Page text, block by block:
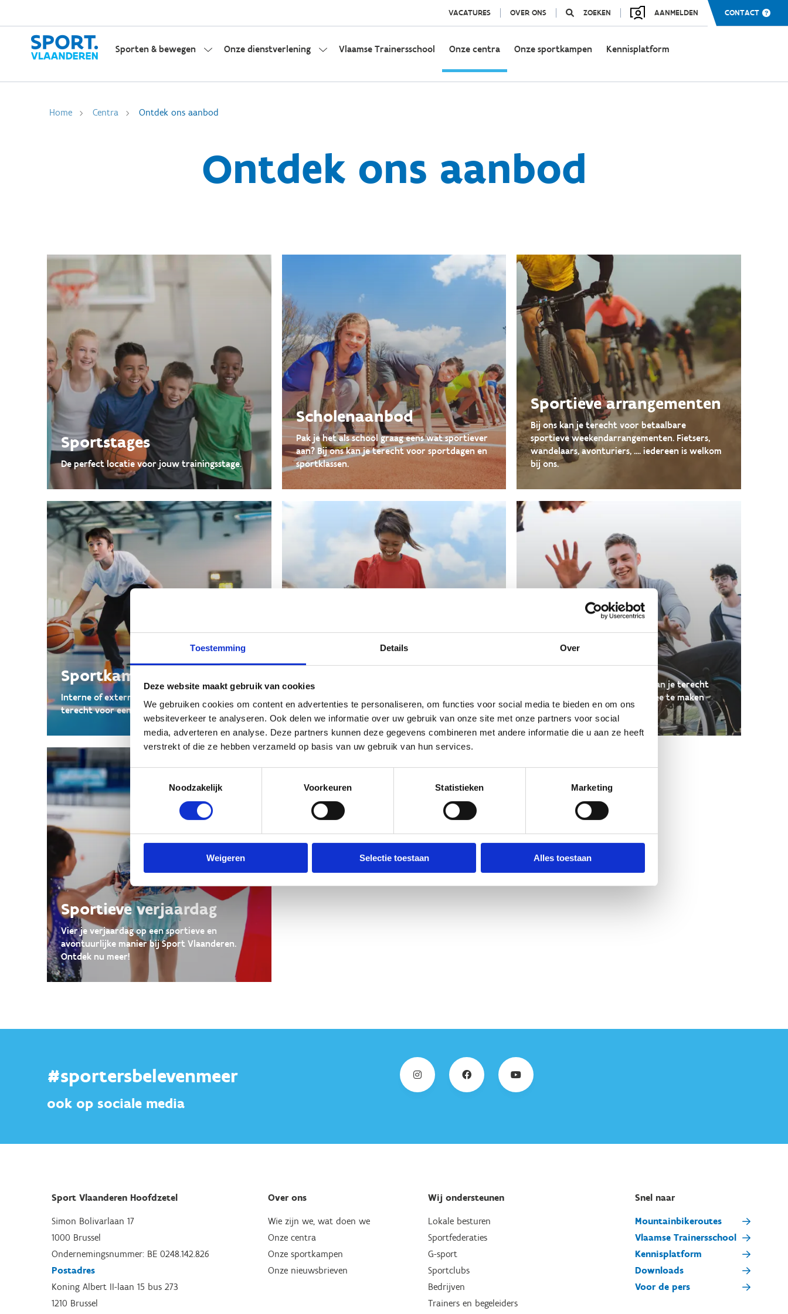
Toestemming Details Over
Deze website maakt gebruik van cookies
We gebruiken cookies om content en advertenties te personaliseren, om functies voor social media te bieden en om ons
websiteverkeer te analyseren. Ook delen we informatie over uw gebruik van onze site met onze partners voor social
media, adverteren en analyse. Deze partners kunnen deze gegevens combineren met andere informatie die u aan ze heeft
verstrekt of die ze hebben verzameld op basis van uw gebruik van hun services.
Noodzakelijk
Voorkeuren Statistieken Marketing
Weigeren Selectie toestaan Alles toestaan
VACATURES OVER ONS ZOEKEN AANMELDEN CONTACT
Sporten & bewegen Onze dienstverlening Vlaamse Trainersschool Onze centra Onze sportkampen Kennisplatform
Home Centra Ontdek ons aanbod
Ontdek ons aanbod
Sportstages
De perfect locatie voor jouw trainingsstage.
Scholenaanbod
Pak je het als school graag eens wat sportiever
aan? Bij ons kan je terecht voor sportdagen en
sportklassen.
Sportieve arrangementen
Bij ons kan je terecht voor betaalbare
sportieve weekendarrangementen. Fietsers,
wandelaars, avonturiers, .... iedereen is welkom
bij ons.
Sportkampen
Interne of externe sportkampen, bij ons kan je
terecht voor een week vol sportief plezier.
Sportieve (bedrijfs)events
Wij beschikken over talrijke evenement
sportieve bedrijfs- en topsportevenementen.
G-sport
Ben jij een G-sporter? Bij ons kan je terecht
voor G-sport en alles wat ermee te maken
heeft.
Sportieve verjaardag
Vier je verjaardag op een sportieve en
avontuurlijke manier bij Sport Vlaanderen.
Ontdek nu meer!
#sportersbelevenmeer
ook op sociale media
Sport Vlaanderen Hoofdzetel
Simon Bolivarlaan 17
1000 Brussel
Ondernemingsnummer: BE 0248.142.826
Postadres
Koning Albert II-laan 15 bus 273
1210 Brussel
Over ons
Wie zijn we, wat doen we
Onze centra
Onze sportkampen
Onze nieuwsbrieven
Wij ondersteunen
Lokale besturen
Sportfederaties
G-sport
Sportclubs
Bedrijven
Trainers en begeleiders
Snel naar
Mountainbikeroutes
Vlaamse Trainersschool
Kennisplatform
Downloads
Voor de pers